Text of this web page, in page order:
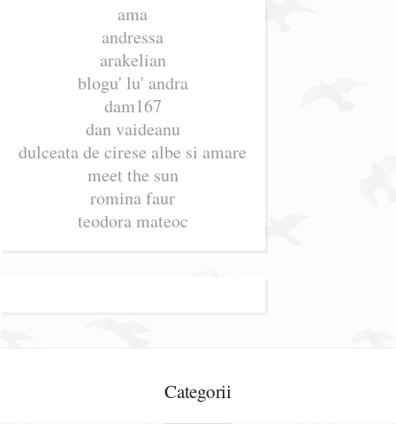
ama
andressa
arakelian
blogu' lu' andra
dam167
dan vaideanu
dulceata de cirese albe si amare
meet the sun
romina faur
teodora mateoc
Categorii